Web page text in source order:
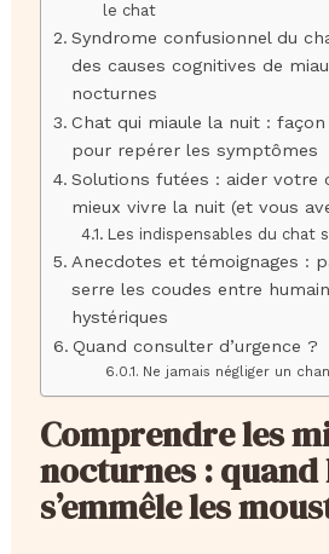
le chat
Syndrome confusionnel du
des causes cognitives de
nocturnes
Chat qui miaule la nuit :
pour repérer les symptômes
Solutions futées : aider votre
mieux vivre la nuit (et vous
Les indispensables du chat
Anecdotes et témoignages :
serre les coudes entre
hystériques
Quand consulter d’urgence ?
Ne jamais négliger un
Comprendre les
nocturnes : quand
s’emmêle les